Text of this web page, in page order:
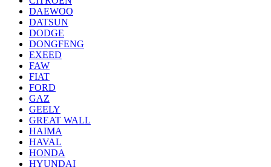
DAEWOO
DATSUN
DODGE
DONGFENG
EXEED
FAW
FIAT
FORD
GAZ
GEELY
GREAT WALL
HAIMA
HAVAL
HONDA
HYUNDAI